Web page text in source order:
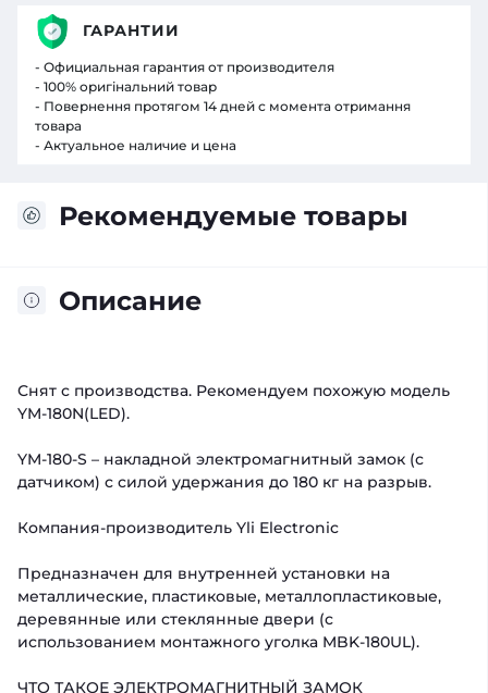
Рекомендуемые товары
Описание
Снят с производства. Рекомендуем похожую модель
YM-180N(LED).
YM-180-S – накладной электромагнитный замок (с
датчиком) с силой удержания до 180 кг на разрыв.
Компания-производитель Yli Electronic
Предназначен для внутренней установки на
металлические, пластиковые, металлопластиковые,
деревянные или стеклянные двери (с
использованием монтажного уголка MBK-180UL).
ЧТО ТАКОЕ ЭЛЕКТРОМАГНИТНЫЙ ЗАМОК
ГАРАНТИИ
- Официальная гарантия от производителя
- 100% оригінальний товар
- Повернення протягом 14 дней с момента отримання
товара
- Актуальное наличие и цена